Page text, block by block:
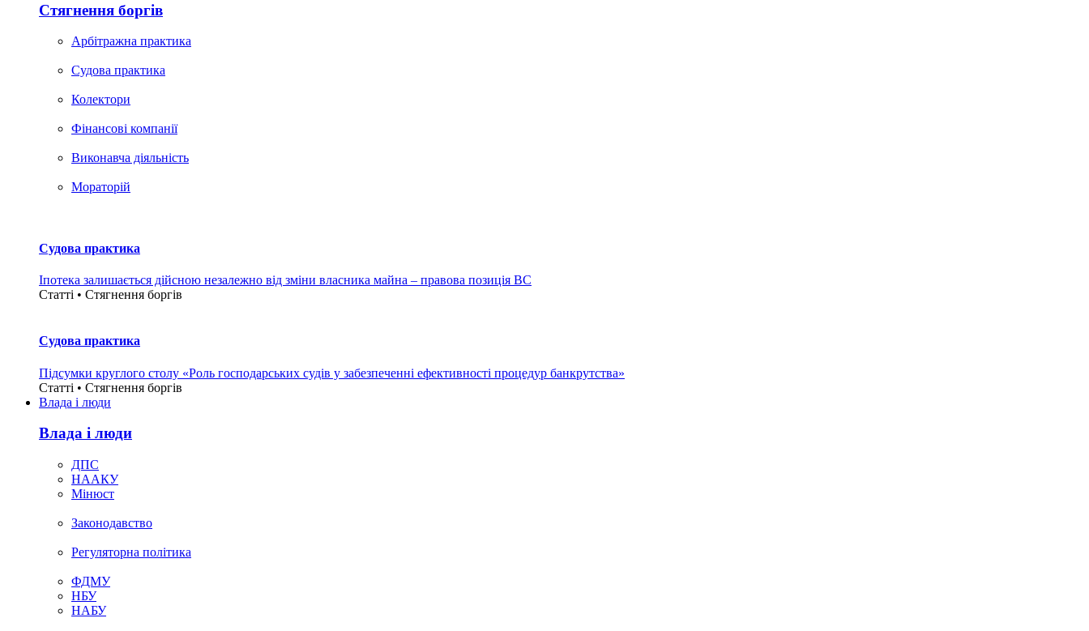
Стягнення боргiв
Арбітражна практика
Судова практика
Колектори
Фінансові компанії
Виконавча діяльність
Мораторій
Судова практика
Іпотека залишається дійсною незалежно від зміни власника майна – правова позиція ВС
Статті • Стягнення боргiв
Судова практика
Підсумки круглого столу «Роль господарських судів у забезпеченні ефективності процедур банкрутства»
Статті • Стягнення боргiв
Влада i люди
Влада i люди
ДПС
НААКУ
Мінюст
Законодавство
Регуляторна політика
ФДМУ
НБУ
НАБУ